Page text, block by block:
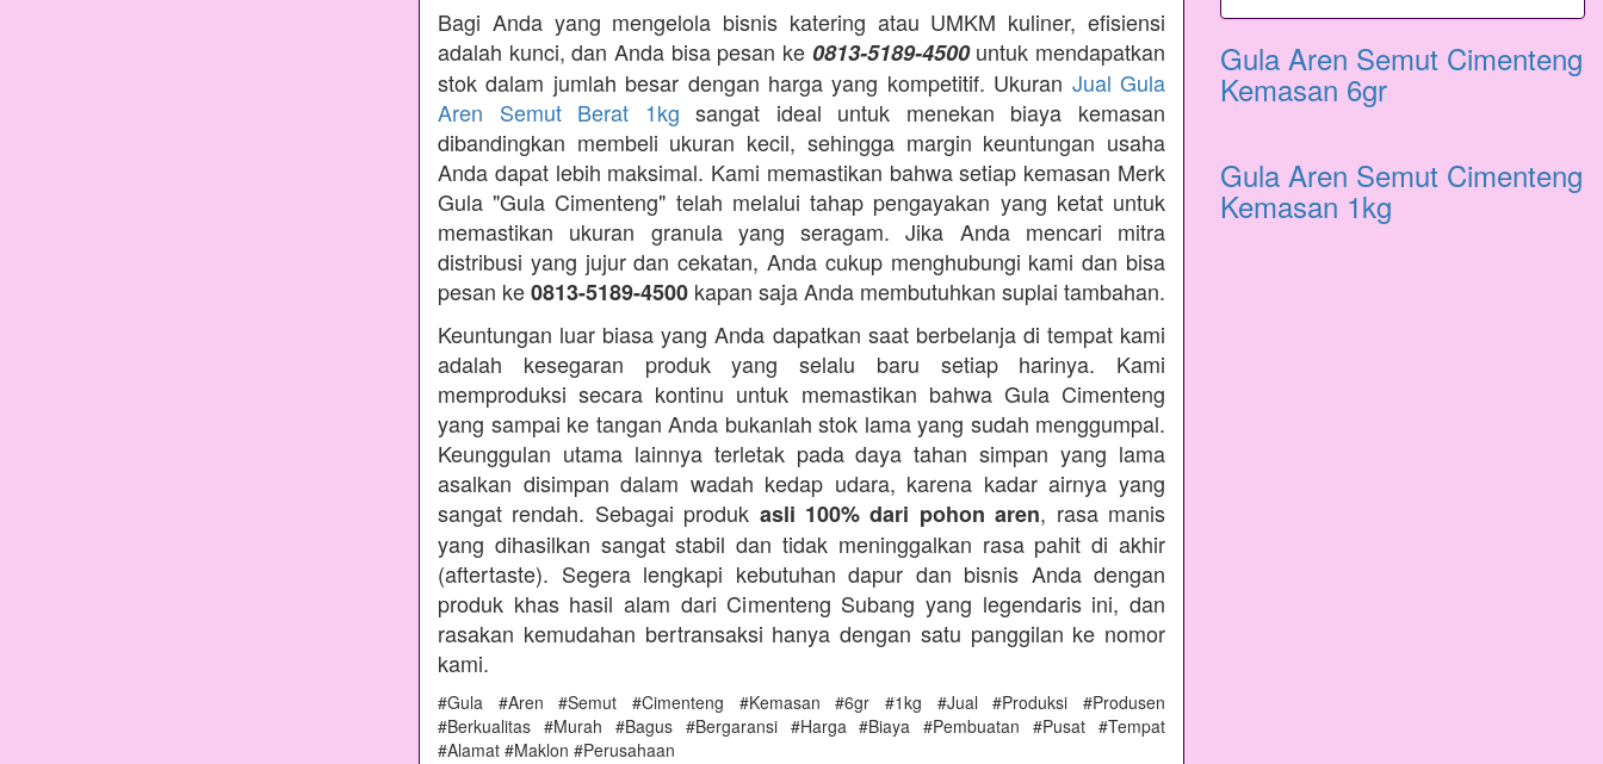
Bagi Anda yang mengelola bisnis katering atau UMKM kuliner, efisiensi
adalah kunci, dan Anda bisa pesan ke 0813-5189-4500untuk mendapatkan
stok dalam jumlah besar dengan harga yang kompetitif. Ukuran Jual Gula
Aren Semut Berat 1kg sangat ideal untuk menekan biaya kemasan
dibandingkan membeli ukuran kecil, sehingga margin keuntungan usaha
Anda dapat lebih maksimal. Kami memastikan bahwa setiap kemasan Merk
Gula "Gula Cimenteng" telah melalui tahap pengayakan yang ketat untuk
memastikan ukuran granula yang seragam. Jika Anda mencari mitra
distribusi yang jujur dan cekatan, Anda cukup menghubungi kami dan bisa
pesan ke0813-5189-4500 kapan saja Anda membutuhkan suplai tambahan.
Keuntungan luar biasa yang Anda dapatkan saat berbelanja di tempat kami
adalah kesegaran produk yang selalu baru setiap harinya. Kami
memproduksi secara kontinu untuk memastikan bahwa Gula Cimenteng
yang sampai ke tangan Anda bukanlah stok lama yang sudah menggumpal.
Keunggulan utama lainnya terletak pada daya tahan simpan yang lama
asalkan disimpan dalam wadah kedap udara, karena kadar airnya yang
sangat rendah. Sebagai produk asli 100% dari pohon aren, rasa manis
yang dihasilkan sangat stabil dan tidak meninggalkan rasa pahit di akhir
(aftertaste). Segera lengkapi kebutuhan dapur dan bisnis Anda dengan
produk khas hasil alam dari Cimenteng Subang yang legendaris ini, dan
rasakan kemudahan bertransaksi hanya dengan satu panggilan ke nomor
kami.
#Gula #Aren #Semut #Cimenteng #Kemasan #6gr #1kg #Jual #Produksi #Produsen
#Berkualitas #Murah #Bagus #Bergaransi #Harga #Biaya #Pembuatan #Pusat #Tempat
#Alamat #Maklon #Perusahaan
Gula Aren Semut Cimenteng
Kemasan 6gr
Gula Aren Semut Cimenteng
Kemasan 1kg